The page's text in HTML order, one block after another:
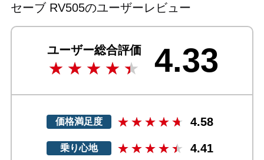
セーブ RV505のユーザーレビュー
ユーザー総合評価 4.33
価格満足度 4.58
乗り心地 4.41